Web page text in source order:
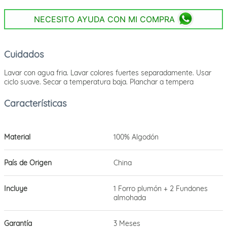
NECESITO AYUDA CON MI COMPRA
Cuidados
Lavar con agua fria. Lavar colores fuertes separadamente. Usar
ciclo suave. Secar a temperatura baja. Planchar a tempera
Material 100% Algodón
País de Origen China
Incluye
1 Forro plumón + 2 Fundones
almohada
Garantía 3 Meses